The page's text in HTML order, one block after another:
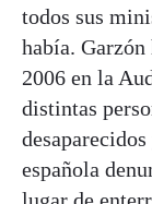
todos sus
había.
2006 en la
distintas
española